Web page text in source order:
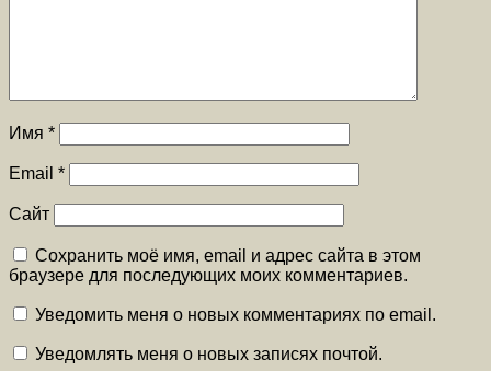
Имя *
Email *
Сайт
Сохранить моё имя, email и адрес сайта в этом
браузере для последующих моих комментариев.
Уведомить меня о новых комментариях по email.
Уведомлять меня о новых записях почтой.